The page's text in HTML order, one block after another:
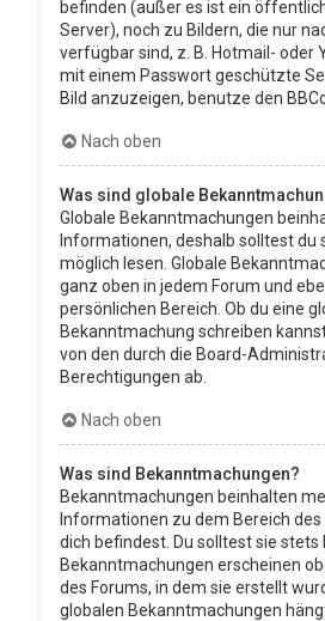
befinden (außer es ist ein
Server), noch zu Bildern, die nur
verfügbar sind, z. B. Hotmail- oder
mit einem Passwort geschützte
Bild anzuzeigen, benutze den
Nach oben
Was sind globale
Globale Bekanntmachungen
Informationen, deshalb solltest du
möglich lesen. Globale
ganz oben in jedem Forum und
persönlichen Bereich. Ob du eine
Bekanntmachung schreiben
von den durch die Board-
Berechtigungen ab.
Nach oben
Was sind Bekanntmachungen?
Bekanntmachungen beinhalten
Informationen zu dem Bereich des
dich befindest. Du solltest sie stets
Bekanntmachungen erscheinen
des Forums, in dem sie erstellt
globalen Bekanntmachungen